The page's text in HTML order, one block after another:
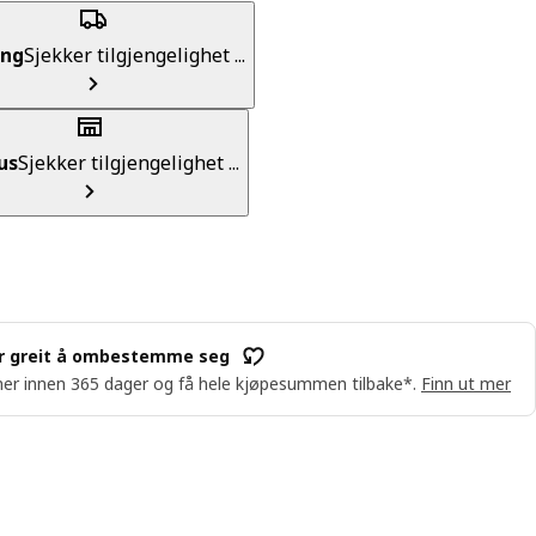
Sjekker tilgjengelighet ...
Sjekker tilgjengelighet ...
greit å ombestemme seg
innen 365 dager og få hele kjøpesummen tilbake*. Finn ut mer